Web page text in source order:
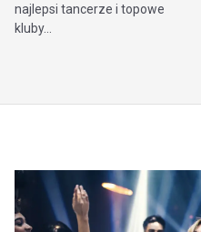
najlepsi tancerze i topowe
kluby...